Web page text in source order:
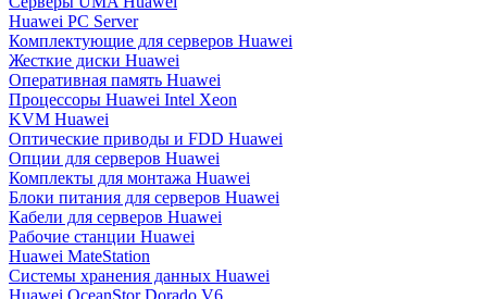
Huawei PC Server
Комплектующие для серверов Huawei
Жесткие диски Huawei
Оперативная память Huawei
Процессоры Huawei Intel Xeon
KVM Huawei
Оптические приводы и FDD Huawei
Опции для серверов Huawei
Комплекты для монтажа Huawei
Блоки питания для серверов Huawei
Кабели для серверов Huawei
Рабочие станции Huawei
Huawei MateStation
Системы хранения данных Huawei
Huawei OceanStor Dorado V6